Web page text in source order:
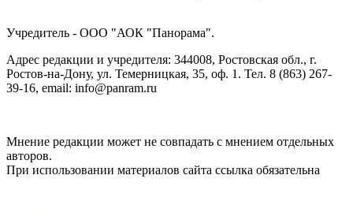
Учредитель - ООО "АОК "Панорама".
Адрес редакции и учредителя: 344008, Ростовская обл., г.
Ростов-на-Дону, ул. Темерницкая, 35, оф. 1. Тел. 8 (863) 267-
39-16, email: info@panram.ru
Мнение редакции может не совпадать с мнением отдельных
авторов.
При использовании материалов сайта ссылка обязательна